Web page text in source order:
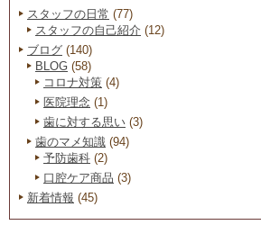
スタッフの日常 (77)
スタッフの自己紹介 (12)
ブログ (140)
BLOG (58)
コロナ対策 (4)
医院理念 (1)
歯に対する思い (3)
歯のマメ知識 (94)
予防歯科 (2)
口腔ケア商品 (3)
新着情報 (45)